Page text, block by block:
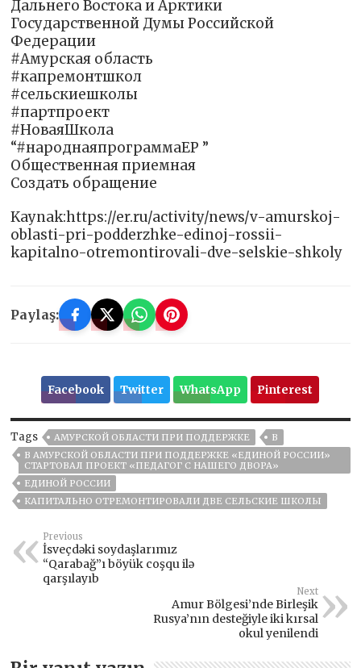
Дальнего Востока и Арктики
Государственной Думы Российской
Федерации
#Амурская область
#капремонтшкол
#сельскиешколы
#партпроект
#НоваяШкола
“#народнаяпрограммаЕР ”
Общественная приемная
Создать обращение
Kaynak:https://er.ru/activity/news/v-amurskoj-
oblasti-pri-podderzhke-edinoj-rossii-
kapitalno-otremontirovali-dve-selskie-shkoly
Paylaş:
Facebook Twitter WhatsApp Pinterest
Tags АМУРСКОЙ ОБЛАСТИ ПРИ ПОДДЕРЖКЕ
В
В АМУРСКОЙ ОБЛАСТИ ПРИ ПОДДЕРЖКЕ «ЕДИНОЙ РОССИИ»
СТАРТОВАЛ ПРОЕКТ «ПЕДАГОГ С НАШЕГО ДВОРА»
ЕДИНОЙ РОССИИ
КАПИТАЛЬНО ОТРЕМОНТИРОВАЛИ ДВЕ СЕЛЬСКИЕ ШКОЛЫ
Previous
İsveçdəki soydaşlarımız
“Qarabağ”ı böyük coşqu ilə
qarşılayıb
Next
Amur Bölgesi’nde Birleşik
Rusya’nın desteğiyle iki kırsal
okul yenilendi